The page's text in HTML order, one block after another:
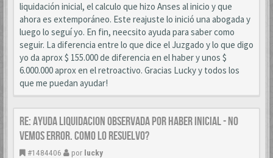
liquidación inicial, el calculo que hizo Anses al inicio y que
ahora es extemporáneo. Este reajuste lo inició una abogada y
luego lo seguí yo. En fin, neecsito ayuda para saber como
seguir. La diferencia entre lo que dice el Juzgado y lo que digo
yo da aprox $ 155.000 de diferencia en el haber y unos $
6.000.000 aprox en el retroactivo. Gracias Lucky y todos los
que me puedan ayudar!
Re: AYUDA LIQUIDACION OBSERVADA POR HABER INICIAL - NO
VEMOS ERROR. COMO LO RESUELVO?
#1484406 por lucky